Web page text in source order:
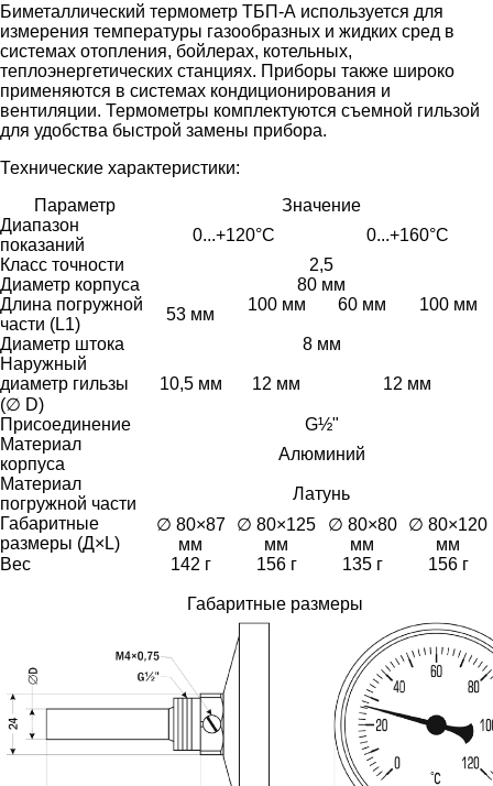
Биметаллический термометр ТБП-А используется для
измерения температуры газообразных и жидких сред в
системах отопления, бойлерах, котельных,
теплоэнергетических станциях. Приборы также широко
применяются в системах кондиционирования и
вентиляции. Термометры комплектуются съемной гильзой
для удобства быстрой замены прибора.
Технические характеристики:
Параметр
Значение
Диапазон
показаний
0...+120°C
0...+160°C
Класс точности
2,5
Диаметр корпуса
80 мм
Длина погружной
части (L1)
53 мм
100 мм 60 мм 100 мм
Диаметр штока
8 мм
Наружный
диаметр гильзы
(∅ D)
10,5 мм 12 мм 12 мм
Присоединение
G½"
Материал
корпуса
Алюминий
Материал
погружной части
Латунь
Габаритные
размеры (Д×L)
∅ 80×87
мм
∅ 80×125
мм
∅ 80×80
мм
∅ 80×120
мм
Вес
142 г 156 г 135 г 156 г
Габаритные размеры